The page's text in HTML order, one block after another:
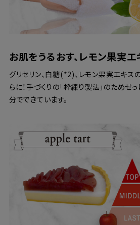
お肌をうるおす、レモン果実エ
グリセリン、白糖(*2)、レモン果実エキス
らに！手づくりの「枠練り製法」のため
分でできています。